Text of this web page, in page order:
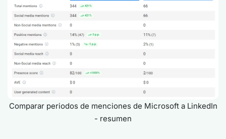
Comparar periodos de menciones de Microsoft a LinkedIn
- resumen